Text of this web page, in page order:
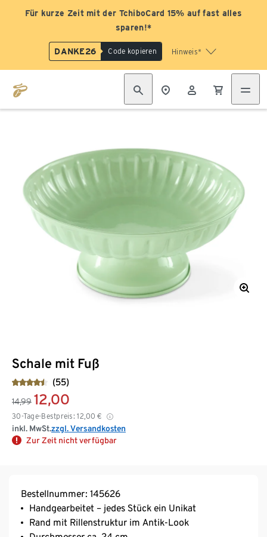
Für kurze Zeit mit der TchiboCard 15% auf fast alles
sparen!*
DANKE26 Code kopieren Hinweis*
Schale mit Fuß
(55)
14,99 12,00
30-Tage-Bestpreis: 12,00 €
inkl. MwSt.zzgl. Versandkosten
Zur Zeit nicht verfügbar
Bestellnummer: 145626
Handgearbeitet – jedes Stück ein Unikat
Rand mit Rillenstruktur im Antik-Look